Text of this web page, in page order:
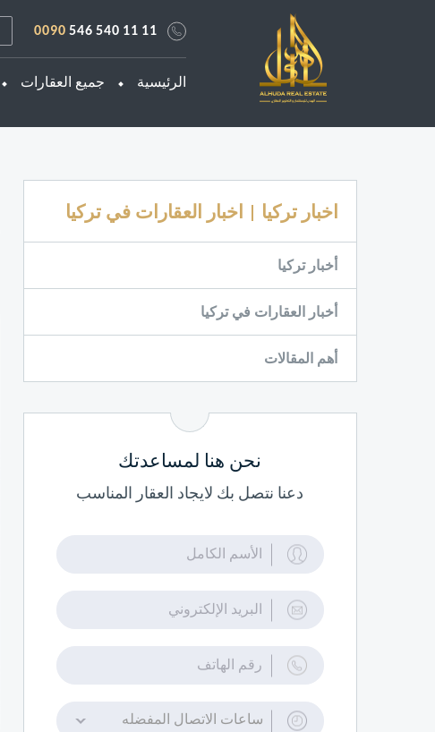
0090 546 540 11 11
الرئيسية جميع العقارات
اخبار تركيا | اخبار العقارات في تركيا
أخبار تركيا
أخبار العقارات في تركيا
أهم المقالات
نحن هنا لمساعدتك
دعنا نتصل بك لايجاد العقار المناسب
ساعات الاتصال المفضله